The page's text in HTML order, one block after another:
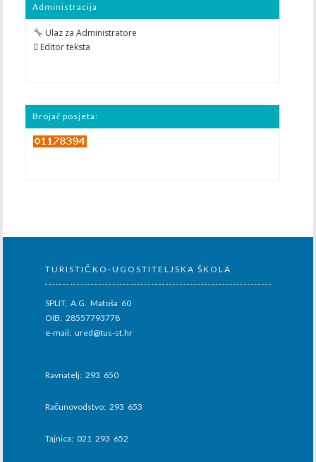
Administracija
Ulaz za Administratore
 Editor teksta
Brojač posjeta:
TURISTIČKO-UGOSTITELJSKA ŠKOLA
SPLIT, A.G. Matoša 60
OIB: 28557793778
e-mail: ured@tus-st.hr
Ravnatelj: 293 650
Računovodstvo: 293 653
Tajnica: 021 293 652